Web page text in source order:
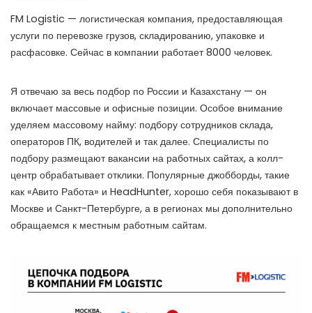
FM Logistic — логистическая компания, предоставляющая
услуги по перевозке грузов, складированию, упаковке и
расфасовке. Сейчас в компании работает 8000 человек.
Я отвечаю за весь подбор по России и Казахстану — он
включает массовые и офисные позиции. Особое внимание
уделяем массовому найму: подбору сотрудников склада,
операторов ПК, водителей и так далее. Специалисты по
подбору размещают вакансии на работных сайтах, а колл-
центр обрабатывает отклики. Популярные джобборды, такие
как «Авито Работа» и HeadHunter, хорошо себя показывают в
Москве и Санкт-Петербурге, а в регионах мы дополнительно
обращаемся к местным работным сайтам.